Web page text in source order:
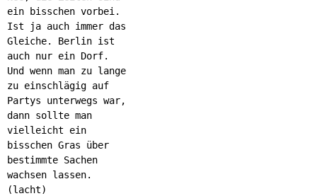
ein bisschen vorbei.
Ist ja auch immer das
Gleiche. Berlin ist
auch nur ein Dorf.
Und wenn man zu lange
zu einschlägig auf
Partys unterwegs war,
dann sollte man
vielleicht ein
bisschen Gras über
bestimmte Sachen
wachsen lassen.
(lacht)